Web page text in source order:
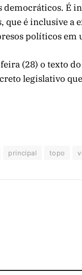
democráticos. É
é inclusive a
políticos
(28) o texto
legislativo
principal topo